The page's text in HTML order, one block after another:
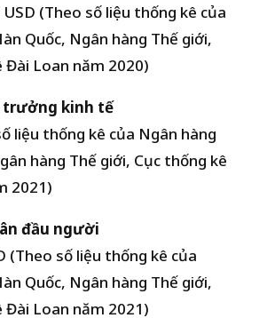
(Theo số liệu thống kê của
Quốc, Ngân hàng Thế giới,
Đài Loan năm 2020)
trưởng kinh tế
liệu thống kê của Ngân hàng
hàng Thế giới, Cục thống kê
2021)
đầu người
(Theo số liệu thống kê của
Quốc, Ngân hàng Thế giới,
Đài Loan năm 2021)